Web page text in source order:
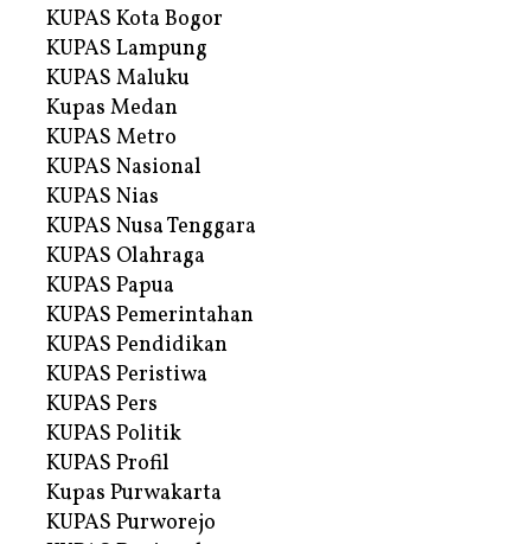
KUPAS Kota Bogor
KUPAS Lampung
KUPAS Maluku
Kupas Medan
KUPAS Metro
KUPAS Nasional
KUPAS Nias
KUPAS Nusa Tenggara
KUPAS Olahraga
KUPAS Papua
KUPAS Pemerintahan
KUPAS Pendidikan
KUPAS Peristiwa
KUPAS Pers
KUPAS Politik
KUPAS Profil
Kupas Purwakarta
KUPAS Purworejo